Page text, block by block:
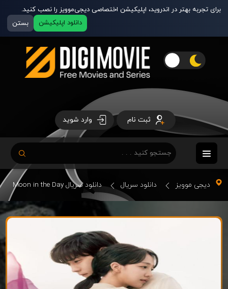
برای تجربه بهتر در اندروید، اپلیکیشن اختصاصی دیجی‌موویز را نصب کنید.
دانلود اپلیکیشن
بستن
ثبت نام وارد شوید
دیجی موویز دانلود سریال دانلود سریال Moon in the Day